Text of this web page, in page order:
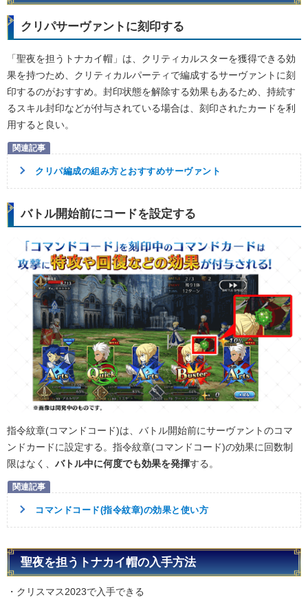
クリパサーヴァントに刻印する
「聖夜を担うトナカイ帽」は、クリティカルスターを獲得できる効
果を持つため、クリティカルパーティで編成するサーヴァントに刻
印するのがおすすめ。封印状態を解除する効果もあるため、持続す
るスキル封印などが付与されている場合は、刻印されたカードを利
用すると良い。
クリパ編成の組み方とおすすめサーヴァント
バトル開始前にコードを設定する
指令紋章(コマンドコード)は、バトル開始前にサーヴァントのコマ
ンドカードに設定する。指令紋章(コマンドコード)の効果に回数制
限はなく、 バトル中に何度でも効果を発揮する。
コマンドコード(指令紋章)の効果と使い方
聖夜を担うトナカイ帽の入手方法
・クリスマス2023で入手できる